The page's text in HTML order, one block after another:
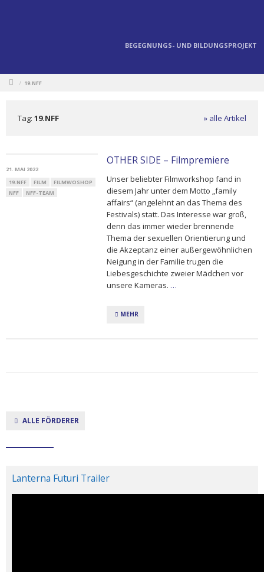
BEGEGNUNGS- UND BILDUNGSPROJEKT
/ 19.NFF
Tag: 19.NFF » alle Artikel
21. MAI 2022
19.NFF
FILM
FILMWOSHOP
NFF
NFF-TEAM
OTHER SIDE – Filmpremiere
Unser beliebter Filmworkshop fand in
diesem Jahr unter dem Motto „family
affairs“ (angelehnt an das Thema des
Festivals) statt. Das Interesse war groß,
denn das immer wieder brennende
Thema der sexuellen Orientierung und
die Akzeptanz einer außergewöhnlichen
Neigung in der Familie trugen die
Liebesgeschichte zweier Mädchen vor
unsere Kameras. …
MEHR
ALLE FÖRDERER
Lanterna Futuri Trailer